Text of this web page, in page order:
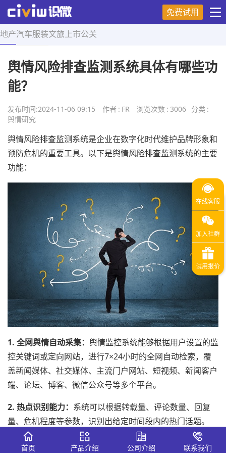
免费试用
地产汽车服装文旅 上市公关
首页 > 舆情研究 > 正文
舆情风险排查监测系统具体有哪些功
能？
发布时间:2024-11-06 09:15 作者 : FR 浏览次数 : 3006 分类 :
舆情研究
舆情风险排查监测系统是企业在数字化时代维护品牌形象和
预防危机的重要工具。以下是舆情风险排查监测系统的主要
功能：
1. 全网舆情自动采集： 舆情监控系统能够根据用户设置的监
控关键词或定向网站，进行7×24小时的全网自动检索，覆
盖新闻媒体、社交媒体、主流门户网站、短视频、新闻客户
端、论坛、博客、微信公众号等多个平台。
2. 热点识别能力： 系统可以根据转载量、评论数量、回复
量、危机程度等参数，识别出给定时间段内的热门话题。
3. 倾向性分析与统计：对信息的阐述的观点、主旨进行倾向
首页 产品介绍 公司介绍 联系我们